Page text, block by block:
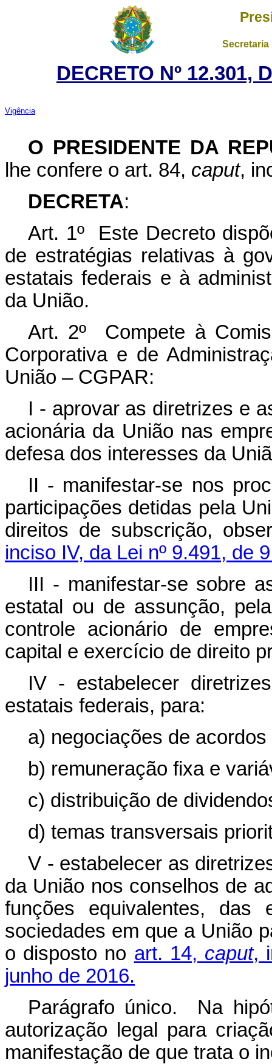
DECRETO Nº 12.301,
Vigência
O PRESIDENTE DA
lhe confere o art. 84, caput,
DECRETA:
Art. 1º Este Decreto
de estratégias relativas à
estatais federais e à
da União.
Art. 2º Compete à
Corporativa e de
União – CGPAR:
I - aprovar as diretrizes e
acionária da União nas
defesa dos interesses da
II - manifestar-se nos
participações detidas pela
direitos de subscrição,
inciso IV, da Lei nº 9.491, de
III - manifestar-se sobre
estatal ou de assunção,
controle acionário de
capital e exercício de direito
IV - estabelecer
estatais federais, para:
a) negociações de
b) remuneração fixa e
c) distribuição de
d) temas transversais
V - estabelecer as
da União nos conselhos de
funções equivalentes, das
sociedades em que a União
o disposto no art. 14, caput,
junho de 2016.
Parágrafo único. Na
autorização legal para
manifestação de que trata o